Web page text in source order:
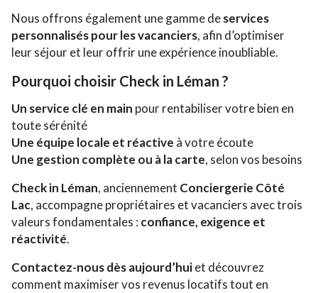
Nous offrons également une gamme deservices
personnalisés pour les vacanciers, afin d’optimiser
leur séjour et leur offrir une expérience inoubliable.
Pourquoi choisir Check in Léman ?
Un service clé en main pour rentabiliser votre bien en
toute sérénité
Une équipe locale et réactive à votre écoute
Une gestion complète ou à la carte, selon vos besoins
Check in Léman, anciennement Conciergerie Côté
Lac, accompagne propriétaires et vacanciers avec trois
valeurs fondamentales : confiance, exigence et
réactivité.
Contactez-nous dès aujourd’huiet découvrez
comment maximiser vos revenus locatifs tout en